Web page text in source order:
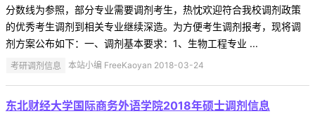
分数线为参照，部分专业需要调剂考生，热忱欢迎符合我校调剂政策
的优秀考生调剂到相关专业继续深造。为方便考生调剂报考，现将调
剂方案公布如下：一、调剂基本要求：1、生物工程专业 ...
考研调剂信息 本站小编 FreeKaoyan 2018-03-24
东北财经大学国际商务外语学院2018年硕士调剂信息